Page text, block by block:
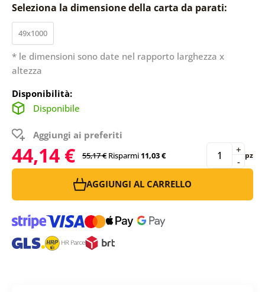
Seleziona la dimensione della carta da parati:
49x1000
* le dimensioni sono date nel rapporto larghezza x
altezza
Disponibilità:
Disponibile
Aggiungi ai preferiti
44,14 € 55,17 € Risparmi11,03 € -
+ pz
AGGIUNGI AL CARRELLO